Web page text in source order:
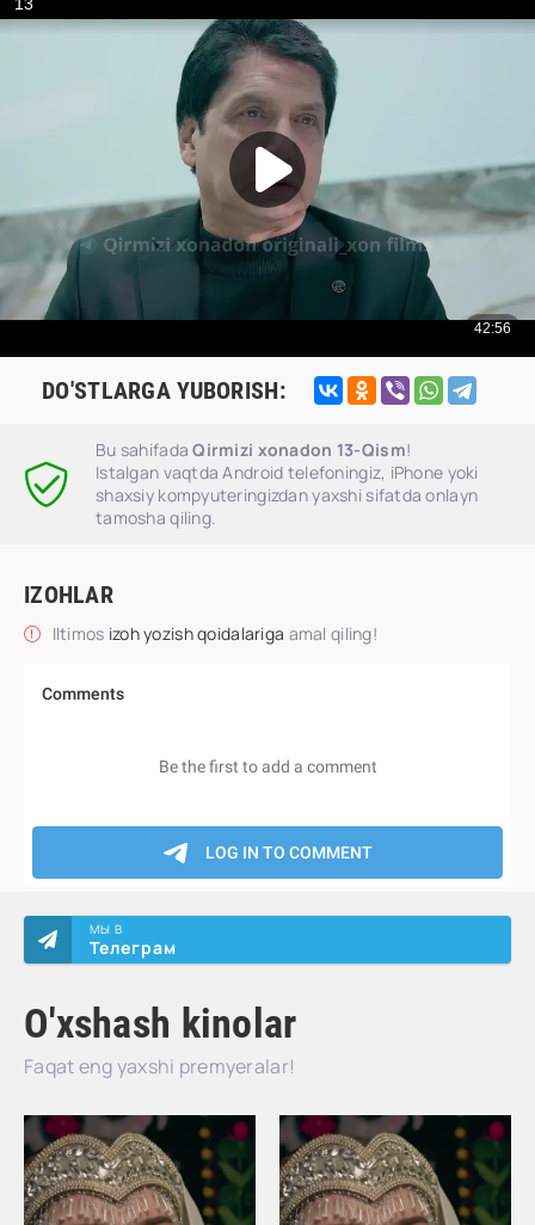
DO'STLARGA YUBORISH:
Bu sahifadaQirmizi xonadon 13-Qism!
Istalgan vaqtda Android telefoningiz, iPhone yoki
shaxsiy kompyuteringizdan yaxshi sifatda onlayn
tamosha qiling.
IZOHLAR
Iltimos izoh yozish qoidalariga amal qiling!
O'xshash kinolar
Faqat eng yaxshi premyeralar!
МЫ В
Телеграм